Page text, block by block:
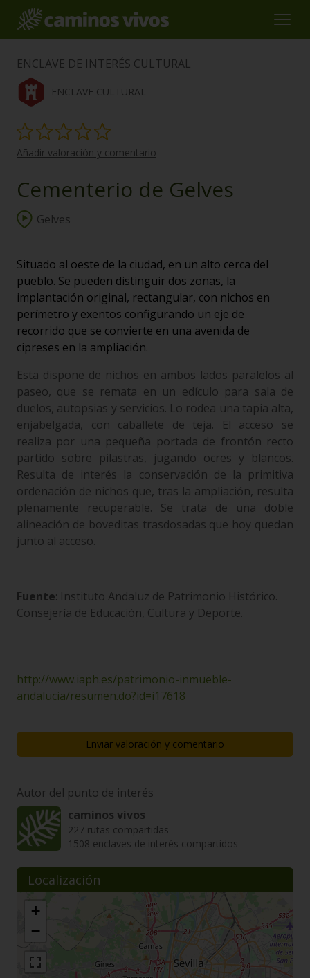
ENCLAVE DE INTERÉS CULTURAL
ENCLAVE CULTURAL
Añadir valoración y comentario
Cementerio de Gelves
Gelves
Situado al oeste de la ciudad, en un alto cerca del
pueblo. Se pueden distinguir dos zonas, la
implantación original, rectangular, con nichos en
perímetro y exentos configurando un eje de
recorrido que se convierte en una avenida de
cipreses en la ampliación.
Esta dispone de nichos en ambos lados paralelos al
paseo, que se remata en un edículo para sala de
duelos, autopsias y servicios. Lo rodea una tapia alta,
enjabelgada, con caballete de teja. El acceso se
realiza por una pequeña portada de frontón recto
partido sobre pilastras, jugando ocres y blancos.
Resulta de interés la conservación de la primitiva
ordenación de nichos que, tras la ampliación, resulta
plenamente recuperable. Se trata de una doble
alineación de boveditas trasdosadas que hoy quedan
junto al acceso.
Fuente: Instituto Andaluz de Patrimonio Histórico.
Consejería de Educación, Cultura y Deporte.
http://www.iaph.es/patrimonio-inmueble-
andalucia/resumen.do?id=i17618
Enviar valoración y comentario
Autor del punto de interés
caminos vivos
227 rutas compartidas
1508 enclaves de interés compartidos
Localización
+
−